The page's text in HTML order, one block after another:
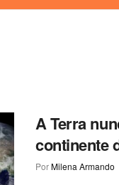
A Terra
continente
PorMilena Armando